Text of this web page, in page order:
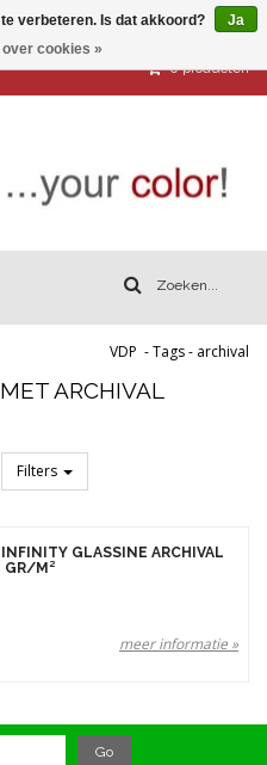
0 producten
VDP -Tags- archival
ARCHIVAL
Filters
GLASSINE ARCHIVAL
GR/M²
meer informatie »
verbeteren. Is dat akkoord?
Ja
over cookies »